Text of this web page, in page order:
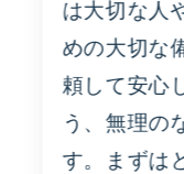
は大切な人
めの大切な
頼して安心
う、無理の
す。まずは